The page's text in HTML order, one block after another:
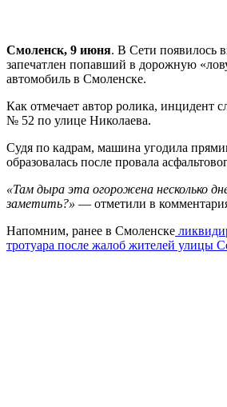
Смоленск, 9 июня. В Сети появилось
запечатлен попавший в дорожную
автомобиль в Смоленске.
Как отмечает автор ролика, инцидент
№ 52 по улице Николаева.
Судя по кадрам, машина угодила
образовалась после провала
«Там дыра эта огорожена несколько
заметить?» — отметили в
Напомним, ранее в Смоленске
тротуара после жалоб жителей улицы